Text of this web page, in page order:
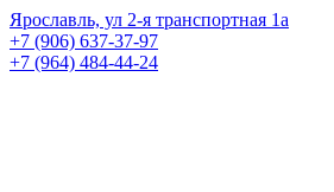
Ярославль, ул 2-я транспортная 1а
+7 (906) 637-37-97
+7 (964) 484-44-24